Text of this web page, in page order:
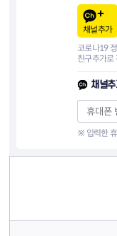
채널추가
코로나19
친구추가로
채널
※ 입력한